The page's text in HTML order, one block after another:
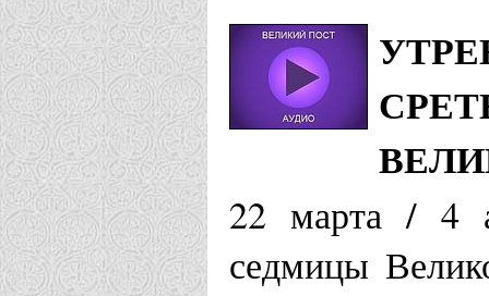
22 марта / 4
седмицы